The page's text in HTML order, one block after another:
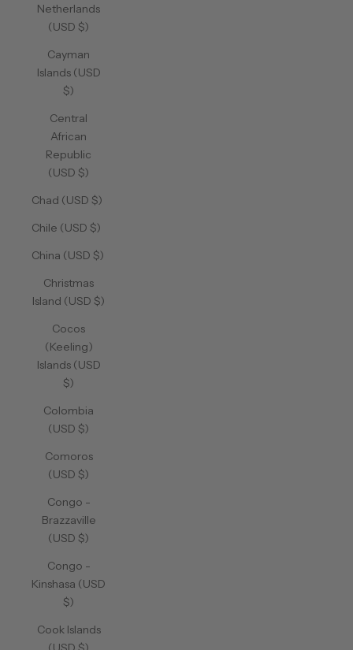
Netherlands
(USD $)
Cayman
Islands (USD
$)
Central
African
Republic
(USD $)
Chad (USD $)
Chile (USD $)
China (USD $)
Christmas
Island (USD $)
Cocos
(Keeling)
Islands (USD
$)
Colombia
(USD $)
Comoros
(USD $)
Congo -
Brazzaville
(USD $)
Congo -
Kinshasa (USD
$)
Cook Islands